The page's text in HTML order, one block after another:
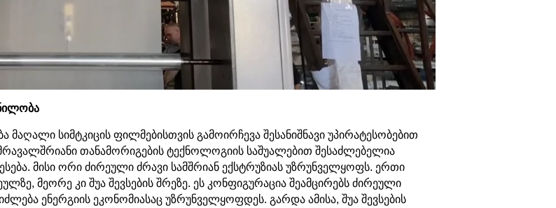
მაღალი სიმტკიცის ფილმებისთვის გამოირჩევა შესანიშნავი უპირატესობებით
თანამორიგების ტექნოლოგიის საშუალებით შესაძლებელია
მისი ორი ძირეული ძრავი სამშრიან ექსტრუზიას უზრუნველყოფს. ერთი
მეორე კი შუა შევსების შრეზე. ეს კონფიგურაცია შეამცირებს ძირეული
ენერგიის ეკონომიასაც უზრუნველყოფდეს. გარდა ამისა, შუა შევსების